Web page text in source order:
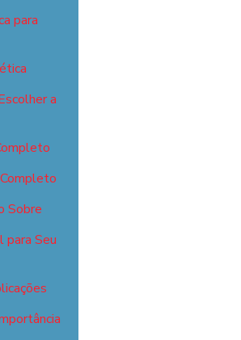
para
a
Sobre
para Seu